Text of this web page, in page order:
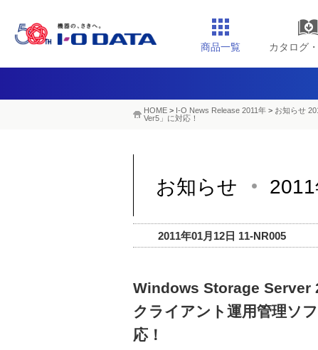
商品一覧 カタログ
HOME > I-O News Release 2011年 > お知らせ
Ver5」に対応！
お知らせ
2011年01月12日 11-NR005
Windows Storage Server
クライアント運用管理ソ
応！